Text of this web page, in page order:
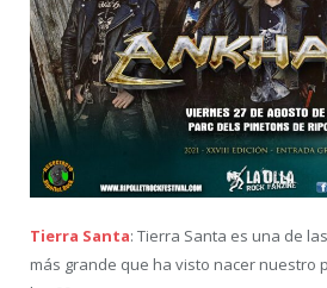
Tierra Santa: Tierra Santa es una de
más grande que ha visto nacer nuestro